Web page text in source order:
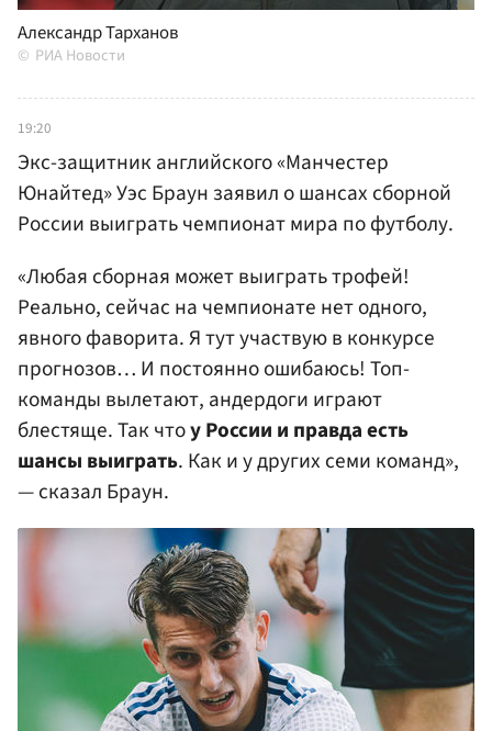
Александр Тарханов
РИА Новости
19:20
Экс-защитник английского «Манчестер
Юнайтед» Уэс Браун заявил о шансах сборной
России выиграть чемпионат мира по футболу.
«Любая сборная может выиграть трофей!
Реально, сейчас на чемпионате нет одного,
явного фаворита. Я тут участвую в конкурсе
прогнозов… И постоянно ошибаюсь! Топ-
команды вылетают, андердоги играют
блестяще. Так чтоу России и правда есть
шансы выиграть. Как и у других семи команд»,
— сказал Браун.